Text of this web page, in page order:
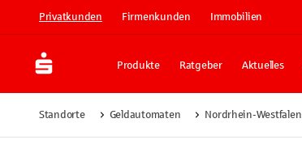
Privatkunden Firmenkunden Immobilien
Produkte Ratgeber Aktuelles
Standorte Geldautomaten Nordrhein-Westfalen